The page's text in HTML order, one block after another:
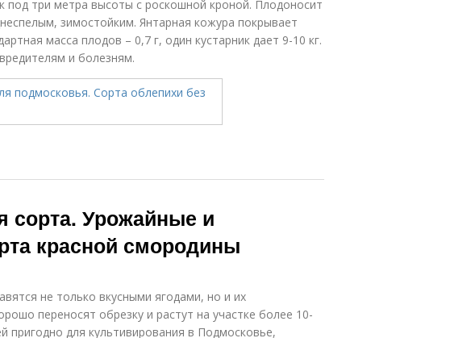
под три метра высоты с роскошной кроной. Плодоносит
зимостойким. Янтарная кожура покрывает
масса плодов – 0,7 г, один кустарник дает 9-10 кг.
и болезням.
сорта. Урожайные и
красной смородины
не только вкусными ягодами, но и их
переносят обрезку и растут на участке более 10-
пригодно для культивирования в Подмосковье,